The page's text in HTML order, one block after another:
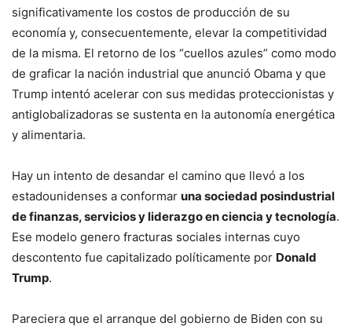
significativamente los costos de producción de su
economía y, consecuentemente, elevar la competitividad
de la misma. El retorno de los “cuellos azules” como modo
de graficar la nación industrial que anunció Obama y que
Trump intentó acelerar con sus medidas proteccionistas y
antiglobalizadoras se sustenta en la autonomía energética
y alimentaria.
Hay un intento de desandar el camino que llevó a los
estadounidenses a conformar una sociedad posindustrial
de finanzas, servicios y liderazgo en ciencia y tecnología.
Ese modelo genero fracturas sociales internas cuyo
descontento fue capitalizado políticamente por Donald
Trump.
Pareciera que el arranque del gobierno de Biden con su